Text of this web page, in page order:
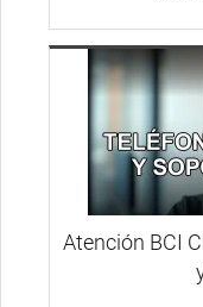
Atención BCI